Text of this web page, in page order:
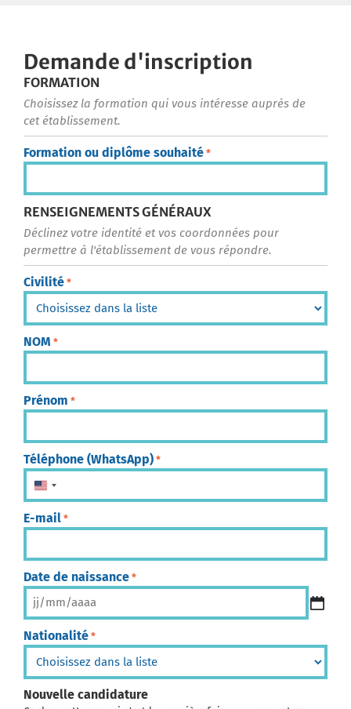
Demande d'inscription
FORMATION
Choisissez la formation qui vous intéresse auprès de
cet établissement.
Formation ou diplôme souhaité *
RENSEIGNEMENTS GÉNÉRAUX
Déclinez votre identité et vos coordonnées pour
permettre à l'établissement de vous répondre.
Civilité *
NOM *
Prénom *
Téléphone (WhatsApp) *
États-Unis +1
E-mail *
Date de naissance *
Nationalité *
Nouvelle candidature